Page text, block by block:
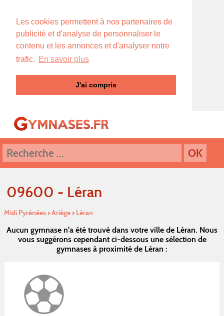
Les cookies permettent à nos partenaires de
publicité et d'analyse de personnaliser le
contenu et les annonces et d'analyser notre
trafic. En savoir plus
J'ai compris
09600 - Léran
Midi Pyrénées›Ariége› Léran
Aucun gymnase n'a été trouvé dans votre ville de Léran. Nous
vous suggérons cependant ci-dessous une sélection de
gymnases à proximité de Léran :